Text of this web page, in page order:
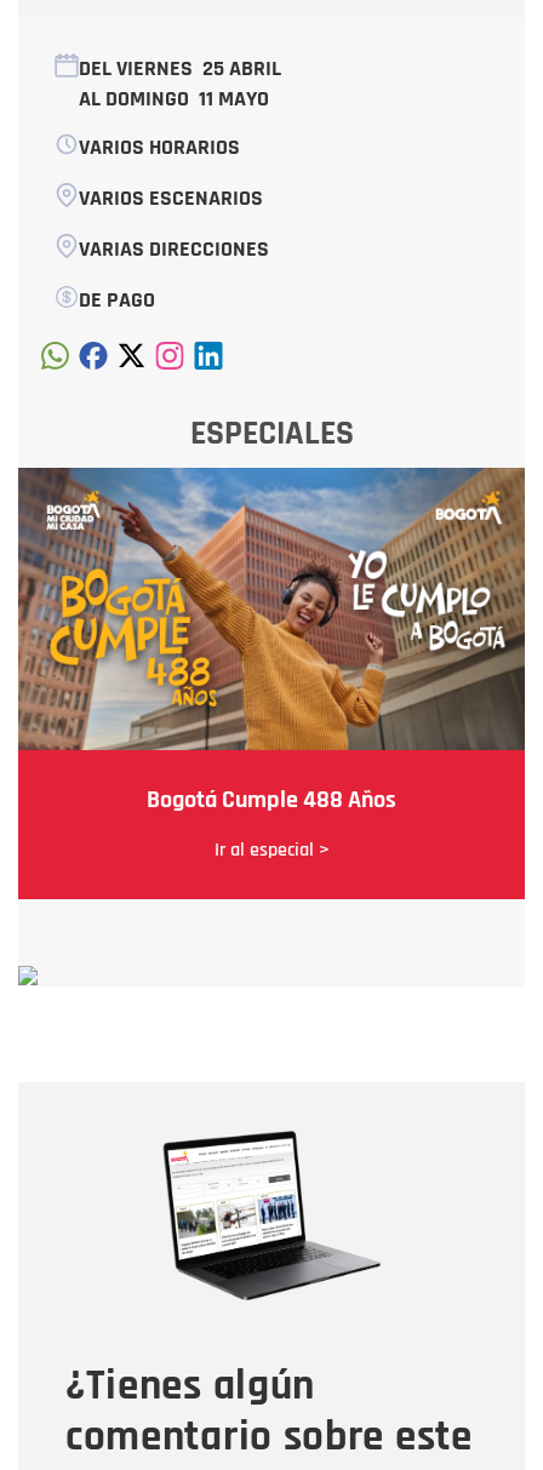
DEL VIERNES 25 ABRIL
AL DOMINGO 11 MAYO
VARIOS HORARIOS
VARIOS ESCENARIOS
VARIAS DIRECCIONES
DE PAGO
ESPECIALES
Bogotá Cumple 488 Años
Ir al especial >
¿Tienes algún
comentario sobre este
Correo electrónico
Tipo de comentario
Mensaje